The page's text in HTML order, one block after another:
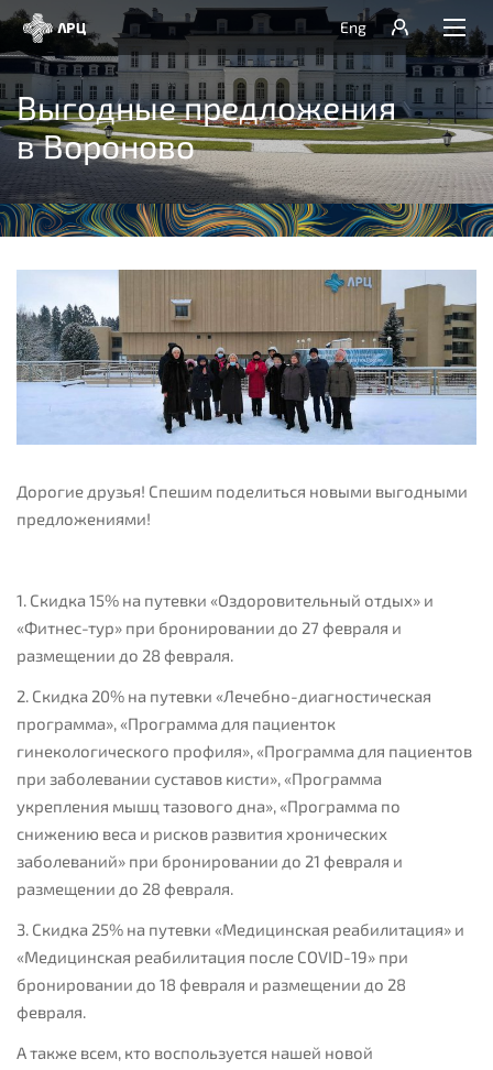
Eng
Выгодные предложения
в Вороново
Дорогие друзья! Спешим поделиться новыми выгодными
предложениями!
1. Скидка 15% на путевки «Оздоровительный отдых» и
«Фитнес-тур» при бронировании до 27 февраля и
размещении до 28 февраля.
2. Скидка 20% на путевки «Лечебно-диагностическая
программа», «Программа для пациенток
гинекологического профиля», «Программа для пациентов
при заболевании суставов кисти», «Программа
укрепления мышц тазового дна», «Программа по
снижению веса и рисков развития хронических
заболеваний» при бронировании до 21 февраля и
размещении до 28 февраля.
3. Скидка 25% на путевки «Медицинская реабилитация» и
«Медицинская реабилитация после COVID-19» при
бронировании до 18 февраля и размещении до 28
февраля.
А также всем, кто воспользуется нашей новой